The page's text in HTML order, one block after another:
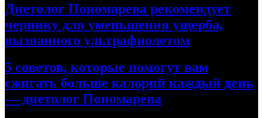
Диетолог Пономарева рекомендует
чернику для уменьшения ущерба,
вызванного ультрафиолетом
5 советов, которые помогут вам
сжигать больше калорий каждый день
— диетолог Пономарева